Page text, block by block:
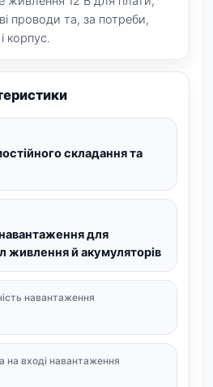
проводи та, за потреби,
корпус.
складання та
для
живлення й акумуляторів
навантаження
на вході навантаження